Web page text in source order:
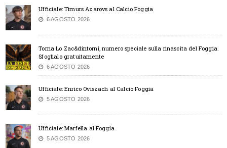
Ufficiale: Timurs Azarovs al Calcio Foggia
6 AGOSTO 2026
Torna Lo Zac&dintorni, numero speciale sulla rinascita del Foggia.
Sfoglialo gratuitamente
6 AGOSTO 2026
Ufficiale: Enrico Oviszach al Calcio Foggia
5 AGOSTO 2026
Ufficiale: Marfella al Foggia
5 AGOSTO 2026